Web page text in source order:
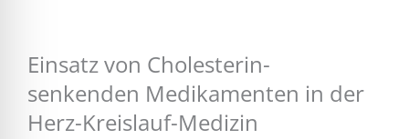
Einsatz von Cholesterin-
senkenden Medikamenten in der
Herz-Kreislauf-Medizin